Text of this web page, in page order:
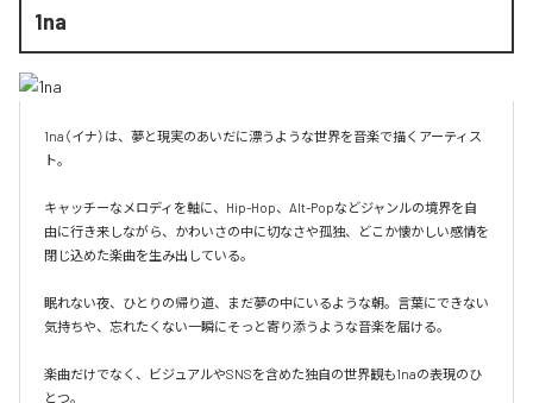
1na
1na（イナ）は、夢と現実のあいだに漂うような世界を音楽で描くアーティス
ト。
キャッチーなメロディを軸に、Hip-Hop、Alt-Popなどジャンルの境界を自
由に行き来しながら、かわいさの中に切なさや孤独、どこか懐かしい感情を
閉じ込めた楽曲を生み出している。
眠れない夜、ひとりの帰り道、まだ夢の中にいるような朝。言葉にできない
気持ちや、忘れたくない一瞬にそっと寄り添うような音楽を届ける。
楽曲だけでなく、ビジュアルやSNSを含めた独自の世界観も1naの表現のひ
とつ。